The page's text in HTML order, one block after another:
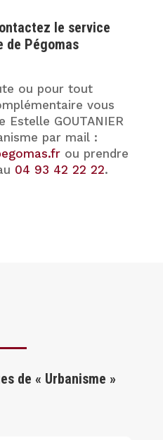
le service
de Pégomas
ou pour tout
vous
Estelle GOUTANIER
par mail :
ou prendre
04 93 42 22 22.
de « Urbanisme »